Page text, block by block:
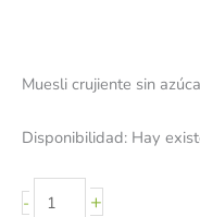
Muesli crujiente sin
Disponibilidad: Hay
- +